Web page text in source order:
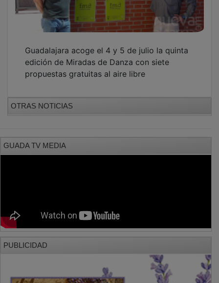
PUBLICIDAD